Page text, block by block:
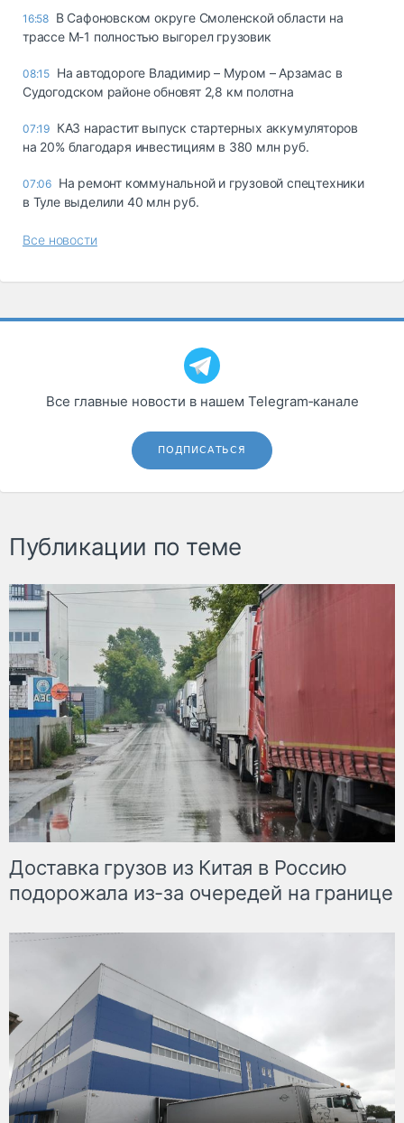
16:58 В Сафоновском округе Смоленской области на
трассе М-1 полностью выгорел грузовик
08:15 На автодороге Владимир – Муром – Арзамас в
Судогодском районе обновят 2,8 км полотна
07:19 КАЗ нарастит выпуск стартерных аккумуляторов
на 20% благодаря инвестициям в 380 млн руб.
07:06 На ремонт коммунальной и грузовой спецтехники
в Туле выделили 40 млн руб.
Все новости
Все главные новости в нашем Telegram‑канале
ПОДПИСАТЬСЯ
Публикации по теме
Доставка грузов из Китая в Россию
подорожала из-за очередей на границе